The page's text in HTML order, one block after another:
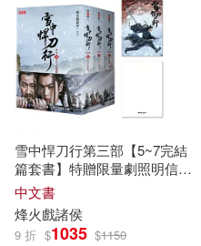
王津(1) 王玉艷(1)
王艷萍(1) 王見
琹涵(1)
雪中悍刀行第三部【5~7完結
篇套書】特贈限量劇照明信片
(徐鳳年江湖款)：張若昀、胡
軍、李庚希領銜主演電視劇
《雪中悍刀行》原著小說
中文書
烽火戲諸侯
9 折 $1035 $1150